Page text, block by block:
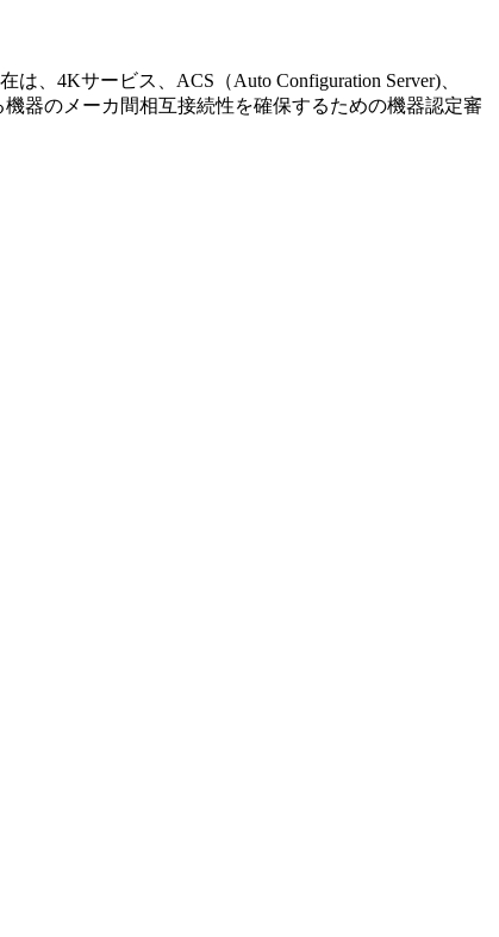
、4Kサービス、ACS（Auto Configuration Server)、
器のメーカ間相互接続性を確保するための機器認定審